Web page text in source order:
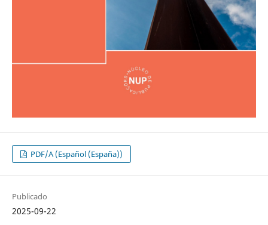
PDF/A (Español (España))
Publicado
2025-09-22